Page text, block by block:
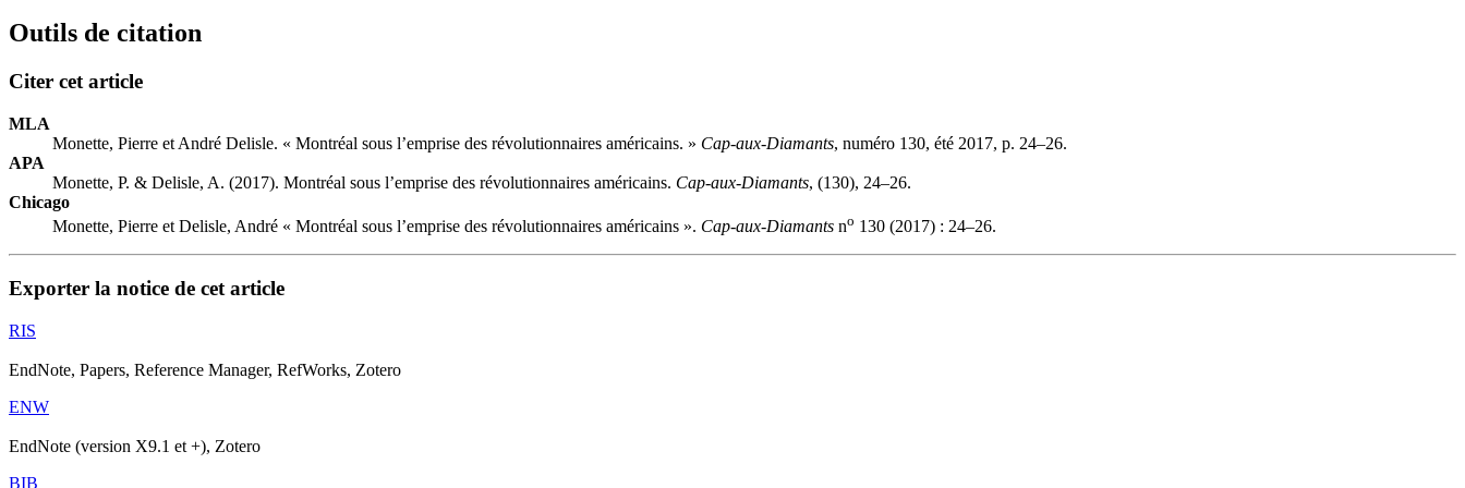
Outils de citation
Citer cet article
MLA
Monette, Pierre et André Delisle. « Montréal sous l’emprise des révolutionnaires américains. » Cap-aux-Diamants, numéro 130, été 2017, p. 24–26.
APA
Monette, P. & Delisle, A. (2017). Montréal sous l’emprise des révolutionnaires américains. Cap-aux-Diamants, (130), 24–26.
Chicago
Monette, Pierre et Delisle, André « Montréal sous l’emprise des révolutionnaires américains ». Cap-aux-Diamants no 130 (2017) : 24–26.
Exporter la notice de cet article
RIS
EndNote, Papers, Reference Manager, RefWorks, Zotero
ENW
EndNote (version X9.1 et +), Zotero
BIB